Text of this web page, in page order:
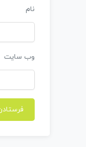
نام
وب‌ سایت